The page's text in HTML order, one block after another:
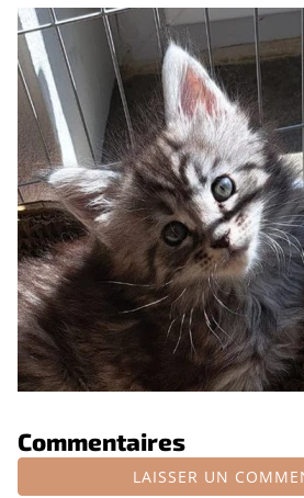
Commentaires
LAISSER UN